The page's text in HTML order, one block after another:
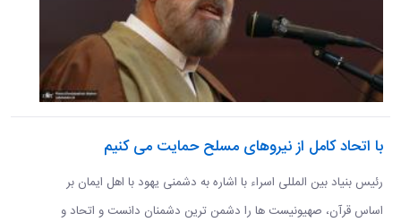
با اتحاد کامل از نیروهای مسلح حمایت می کنیم
رئیس بنیاد بین المللی اسراء با اشاره به دشمنی یهود با اهل ایمان بر
اساس قرآن، صهیونیست ها را دشمن ترین دشمنان دانست و اتحاد و